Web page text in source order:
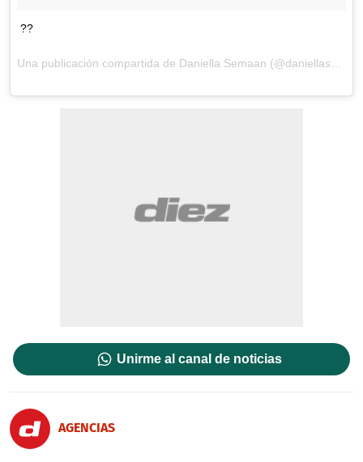
??
Una publicación compartida de Daniella Semaan (@daniellasemaan) el
Unirme al canal de noticias
AGENCIAS